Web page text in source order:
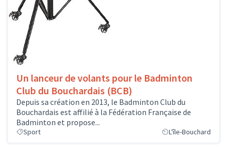
Un lanceur de volants pour le Badminton
Club du Bouchardais (BCB)
Depuis sa création en 2013, le Badminton Club du
Bouchardais est affilié à la Fédération Française de
Badminton et propose...
Sport L'île-Bouchard